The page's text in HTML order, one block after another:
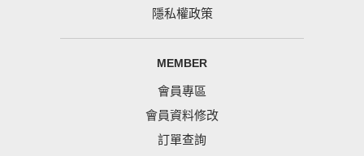
隱私權政策
MEMBER
會員專區
會員資料修改
訂單查詢